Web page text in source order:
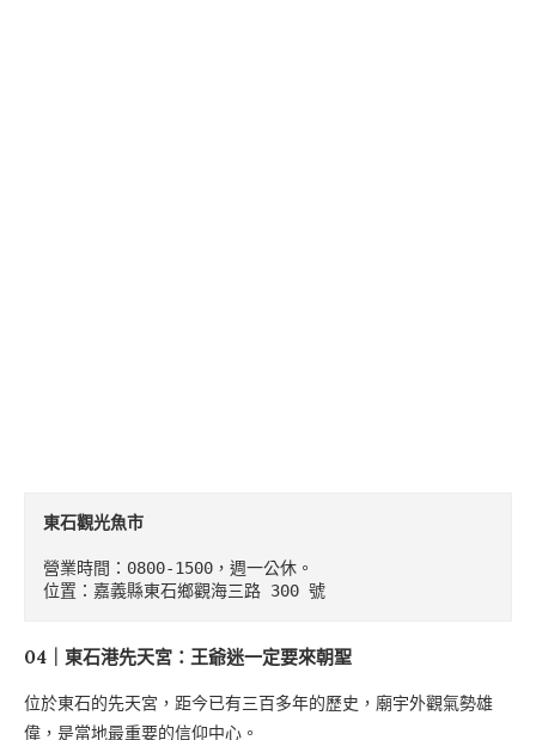
東石觀光魚市
營業時間：0800-1500，週一公休。
位置：嘉義縣東石鄉觀海三路 300 號
04｜東石港先天宮：王爺迷一定要來朝聖
位於東石的先天宮，距今已有三百多年的歷史，廟宇外觀氣勢雄
偉，是當地最重要的信仰中心。